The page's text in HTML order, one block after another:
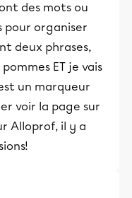
des mots ou
pour organiser
deux phrases,
ET je vais
un marqueur
voir la page sur
Alloprof, il y a